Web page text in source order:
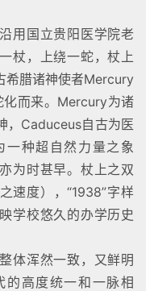
用国立贵阳医学院老
杖，上绕一蛇，杖上
希腊诸神使者Mercury
而来。Mercury为诸
，Caduceus自古为医
一种超自然力量之象
为时甚早。杖上之双
速度），“1938”字样
学校悠久的办学历史
体浑然一致，又鲜明
的高度统一和一脉相